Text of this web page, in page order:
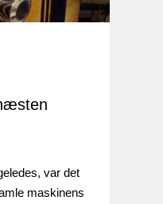
var det
maskinens